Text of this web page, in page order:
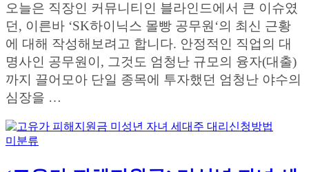
오늘은 직장인 커뮤니티인 블라인드에서 큰 이슈였
던, 이른바 ‘SK하이닉스 몰빵 공무원‘의 최신 근황
에 대해 작성해보려고 합니다. 안정적인 직업의 대
명사인 공무원이, 그것도 엄청난 규모의 융자(대출)
까지 끌어모아 단일 종목에 투자했던 엄청난 야수의
심장을 …
미분류